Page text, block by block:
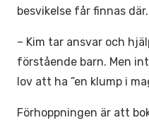
besvikelse får finnas där.
– Kim tar ansvar och
förstående barn. Men
lov att ha ”en klump i
Förhoppningen är att